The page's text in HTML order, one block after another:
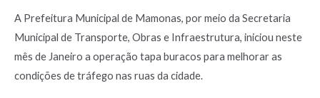
A Prefeitura Municipal de Mamonas, por meio da Secretaria
Municipal de Transporte, Obras e Infraestrutura, iniciou neste
mês de Janeiro a operação tapa buracos para melhorar as
condições de tráfego nas ruas da cidade.